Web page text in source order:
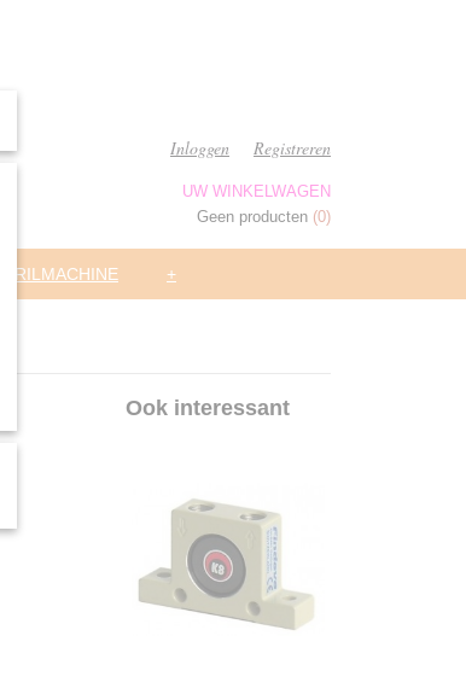
Inloggen Registreren
UW WINKELWAGEN
Geen producten (0)
TRILMACHINE +
Ook interessant